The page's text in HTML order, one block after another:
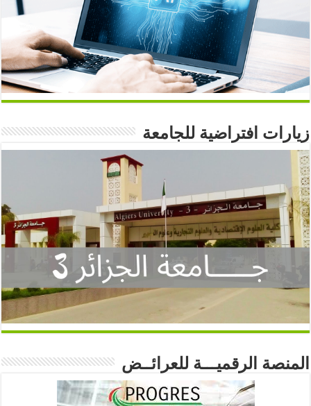
زيارات افتراضية للجامعة
المنصة الرقميـــة للعرائــض